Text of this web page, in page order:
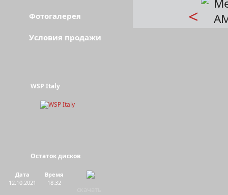
<
Фотогалерея
Условия продажи
WSP Italy
Остаток дисков
Дата
12.10.2021
Время
18:32